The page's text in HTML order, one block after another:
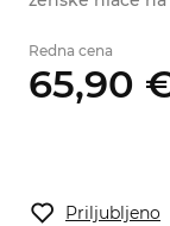
Redna cena
65,90
Priljubljeno